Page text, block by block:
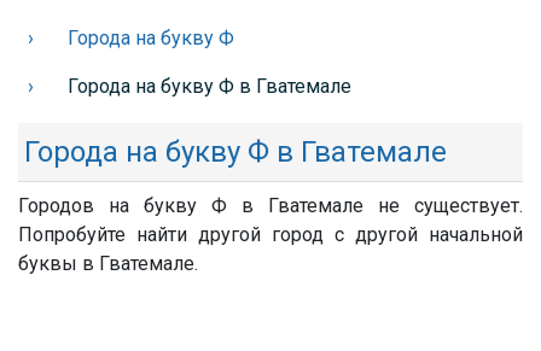
Города на букву Ф
Города на букву Ф в Гватемале
Города на букву Ф в Гватемале
Городов на букву Ф в Гватемале не существует.
Попробуйте найти другой город с другой начальной
буквы в Гватемале.